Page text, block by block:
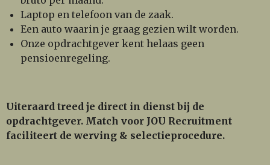
Laptop en telefoon van de zaak.
Een auto waarin je graag gezien wilt worden.
Onze opdrachtgever kent helaas geen
pensioenregeling.
Uiteraard treed je direct in dienst bij de
opdrachtgever. Match voor JOU Recruitment
faciliteert de werving & selectieprocedure.